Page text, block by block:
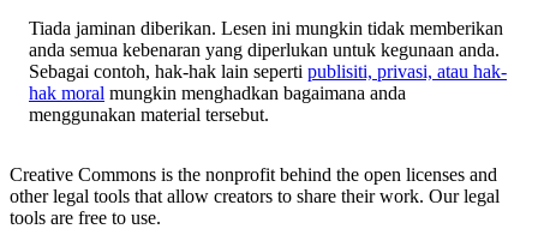
Tiada jaminan diberikan. Lesen ini mungkin tidak memberikan
anda semua kebenaran yang diperlukan untuk kegunaan anda.
Sebagai contoh, hak-hak lain seperti publisiti, privasi, atau hak-
hak moral mungkin menghadkan bagaimana anda
menggunakan material tersebut.
Creative Commons is the nonprofit behind the open licenses and
other legal tools that allow creators to share their work. Our legal
tools are free to use.